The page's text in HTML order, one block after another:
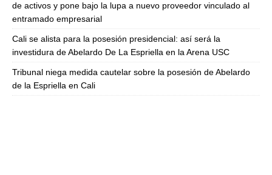
de activos y pone bajo la lupa a nuevo proveedor vinculado al
entramado empresarial
Cali se alista para la posesión presidencial: así será la
investidura de Abelardo De La Espriella en la Arena USC
Tribunal niega medida cautelar sobre la posesión de Abelardo
de la Espriella en Cali